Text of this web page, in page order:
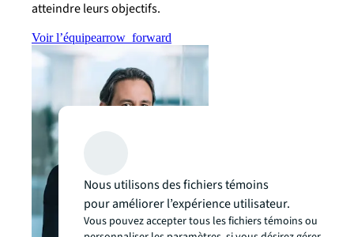
atteindre leurs objectifs.
Voir l’équipearrow_forward
Nous utilisons des fichiers témoins
pour améliorer l’expérience utilisateur.
Vous pouvez accepter tous les fichiers témoins ou